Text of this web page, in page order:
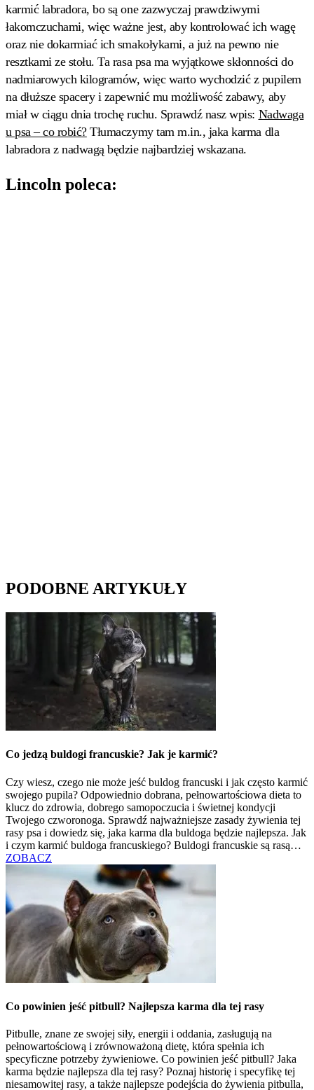
karmić labradora, bo są one zazwyczaj prawdziwymi
łakomczuchami, więc ważne jest, aby kontrolować ich wagę
oraz nie dokarmiać ich smakołykami, a już na pewno nie
resztkami ze stołu. Ta rasa psa ma wyjątkowe skłonności do
nadmiarowych kilogramów, więc warto wychodzić z pupilem
na dłuższe spacery i zapewnić mu możliwość zabawy, aby
miał w ciągu dnia trochę ruchu. Sprawdź nasz wpis: Nadwaga
u psa – co robić?Tłumaczymy tam m.in., jaka karma dla
labradora z nadwagą będzie najbardziej wskazana.
Lincoln poleca:
PODOBNE ARTYKUŁY
Co jedzą buldogi francuskie? Jak je karmić?
Czy wiesz, czego nie może jeść buldog francuski i jak często karmić
swojego pupila? Odpowiednio dobrana, pełnowartościowa dieta to
klucz do zdrowia, dobrego samopoczucia i świetnej kondycji
Twojego czworonoga. Sprawdź najważniejsze zasady żywienia tej
rasy psa i dowiedz się, jaka karma dla buldoga będzie najlepsza. Jak
i czym karmić buldoga francuskiego? Buldogi francuskie są rasą…
ZOBACZ
Co powinien jeść pitbull? Najlepsza karma dla tej rasy
Pitbulle, znane ze swojej siły, energii i oddania, zasługują na
pełnowartościową i zrównoważoną dietę, która spełnia ich
specyficzne potrzeby żywieniowe. Co powinien jeść pitbull? Jaka
karma będzie najlepsza dla tej rasy? Poznaj historię i specyfikę tej
niesamowitej rasy, a także najlepsze podejścia do żywienia pitbulla,